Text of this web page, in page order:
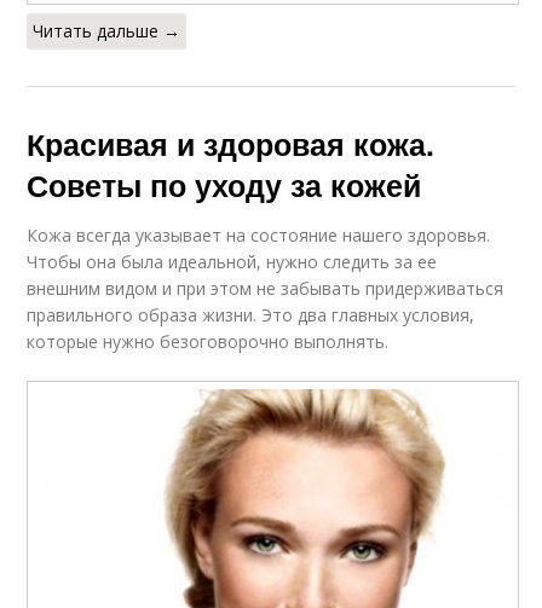
Читать дальше →
Красивая и здоровая кожа.
Советы по уходу за кожей
Кожа всегда указывает на состояние нашего здоровья.
Чтобы она была идеальной, нужно следить за ее
внешним видом и при этом не забывать придерживаться
правильного образа жизни. Это два главных условия,
которые нужно безоговорочно выполнять.